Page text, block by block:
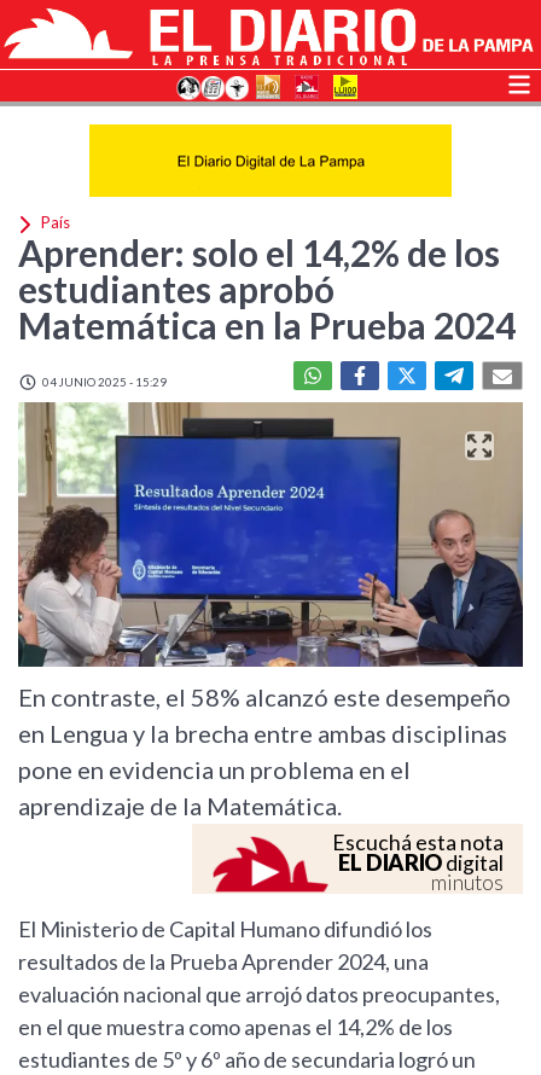
País
Aprender: solo el 14,2% de los
estudiantes aprobó
Matemática en la Prueba 2024
04 JUNIO 2025 - 15:29
En contraste, el 58% alcanzó este desempeño
en Lengua y la brecha entre ambas disciplinas
pone en evidencia un problema en el
aprendizaje de la Matemática.
Escuchá esta nota
EL DIARIOdigital
minutos
El Ministerio de Capital Humano difundió los
resultados de la Prueba Aprender 2024, una
evaluación nacional que arrojó datos preocupantes,
en el que muestra como apenas el 14,2% de los
estudiantes de 5º y 6º año de secundaria logró un